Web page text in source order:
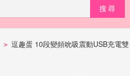
> 逗趣蛋 10段變頻吮吸震動USB充電雙